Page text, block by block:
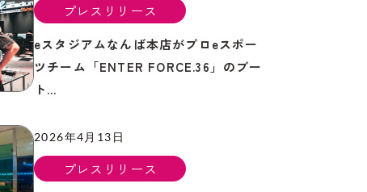
プレスリリース
eスタジアムなんば本店がプロeスポー
ツチーム「ENTER FORCE.36」のブー
ト…
2026年4月13日
プレスリリース